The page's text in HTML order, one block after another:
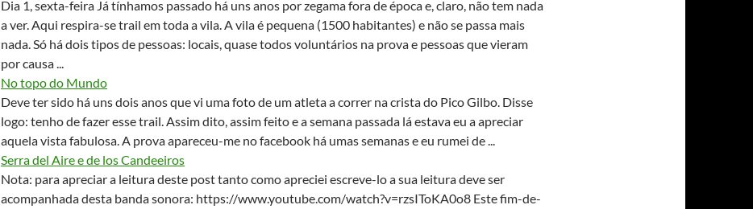
Dia 1, sexta-feira Já tínhamos passado há uns anos por zegama fora de época e, claro, não tem nada
a ver. Aqui respira-se trail em toda a vila. A vila é pequena (1500 habitantes) e não se passa mais
nada. Só há dois tipos de pessoas: locais, quase todos voluntários na prova e pessoas que vieram
por causa ...
No topo do Mundo
Deve ter sido há uns dois anos que vi uma foto de um atleta a correr na crista do Pico Gilbo. Disse
logo: tenho de fazer esse trail. Assim dito, assim feito e a semana passada lá estava eu a apreciar
aquela vista fabulosa. A prova apareceu-me no facebook há umas semanas e eu rumei de ...
Serra del Aire e de los Candeeiros
Nota: para apreciar a leitura deste post tanto como apreciei escreve-lo a sua leitura deve ser
acompanhada desta banda sonora: https://www.youtube.com/watch?v=rzsIToKA0o8 Este fim-de-